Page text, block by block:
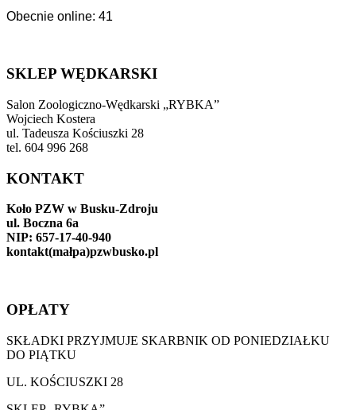
Obecnie online: 41
SKLEP WĘDKARSKI
Salon Zoologiczno-Wędkarski „RYBKA”
Wojciech Kostera
ul. Tadeusza Kościuszki 28
tel. 604 996 268
KONTAKT
Koło PZW w Busku-Zdroju
ul. Boczna 6a
NIP: 657-17-40-940
kontakt(małpa)pzwbusko.pl
OPŁATY
SKŁADKI PRZYJMUJE SKARBNIK OD PONIEDZIAŁKU
DO PIĄTKU
UL. KOŚCIUSZKI 28